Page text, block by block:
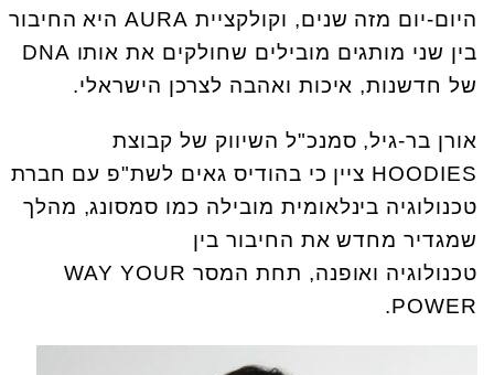
היום-יום מזה שנים, וקולקציית AURA היא החיבור
בין שני מותגים מובילים שחולקים את אותו DNA
של חדשנות, איכות ואהבה לצרכן הישראלי.
אורן בר-גיל, סמנכ"ל השיווק של קבוצת
HOODIES ציין כי בהודיס גאים לשת"פ עם חברת
טכנולוגיה בינלאומית מובילה כמו סמסונג, מהלך
שמגדיר מחדש את החיבור בין
טכנולוגיה ואופנה, תחת המסר WAY YOUR
POWER.